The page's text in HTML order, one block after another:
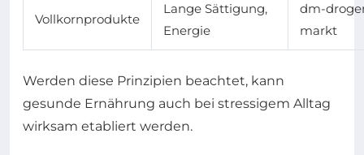
Vollkornprodukte
Lange Sättigung,
Energie
dm-
markt
Werden diese Prinzipien beachtet, kann
gesunde Ernährung auch bei stressigem Alltag
wirksam etabliert werden.